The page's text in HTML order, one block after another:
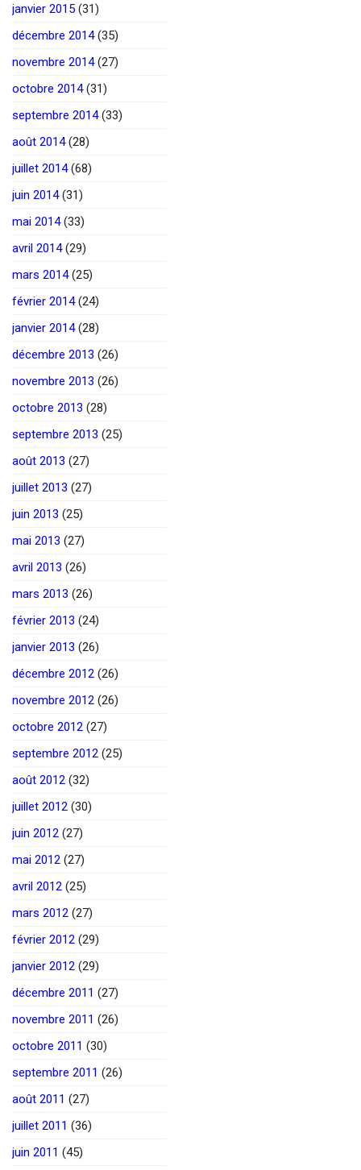
janvier 2015 (31)
décembre 2014(35)
novembre 2014(27)
octobre 2014(31)
septembre 2014(33)
août 2014(28)
juillet 2014(68)
juin 2014(31)
mai 2014(33)
avril 2014(29)
mars 2014(25)
février 2014(24)
janvier 2014(28)
décembre 2013 (26)
novembre 2013 (26)
octobre 2013 (28)
septembre 2013 (25)
août 2013 (27)
juillet 2013 (27)
juin 2013 (25)
mai 2013 (27)
avril 2013 (26)
mars 2013 (26)
février 2013 (24)
janvier 2013 (26)
décembre 2012 (26)
novembre 2012 (26)
octobre 2012 (27)
septembre 2012 (25)
août 2012 (32)
juillet 2012 (30)
juin 2012 (27)
mai 2012 (27)
avril 2012 (25)
mars 2012 (27)
février 2012 (29)
janvier 2012 (29)
décembre 2011 (27)
novembre 2011 (26)
octobre 2011 (30)
septembre 2011 (26)
août 2011 (27)
juillet 2011 (36)
juin 2011 (45)